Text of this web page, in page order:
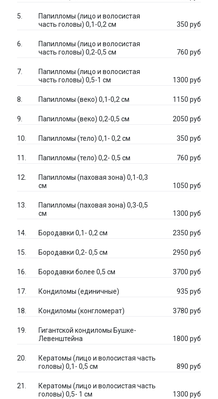
Папилломы (лицо и волосистая
часть головы) 0,1-0,2 см
350 руб
Папилломы (лицо и волосистая
часть головы) 0,2-0,5 см
760 руб
Папилломы (лицо и волосистая
часть головы) 0,5-1 см
1300 руб
Папилломы (веко) 0,1-0,2 см 1150 руб
Папилломы (веко) 0,2-0,5 см 2050 руб
Папилломы (тело) 0,1- 0,2 см 350 руб
Папилломы (тело) 0,2- 0,5 см 760 руб
Папилломы (паховая зона) 0,1-0,3
см
1050 руб
Папилломы (паховая зона) 0,3-0,5
см
1300 руб
Бородавки 0,1- 0,2 см 2350 руб
Бородавки 0,2- 0,5 см 2950 руб
Бородавки более 0,5 см 3700 руб
Кондиломы (единичные) 935 руб
Кондиломы (конгломерат) 3780 руб
Гигантской кондиломы Бушке-
Левенштейна
1800 руб
Кератомы (лицо и волосистая часть
головы) 0,1- 0,5 см
890 руб
Кератомы (лицо и волосистая часть
головы) 0,5- 1 см
1300 руб